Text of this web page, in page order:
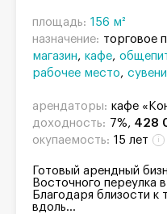
площадь: 156 м²
назначение: торговое
магазин
кафе
рабочее место
арендаторы: кафе
доходность: 7%, 428
окупаемость: 15 лет
Готовый арендный
Восточного переулка
Благодаря близости
вдоль...